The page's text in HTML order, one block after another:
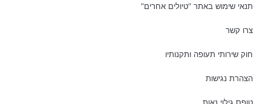
תנאי שימוש באתר “טיולים אחרים”
צרו קשר
חוק שירותי תעופה ותקנותיו
הצהרת נגישות
טופס גילוי נאות